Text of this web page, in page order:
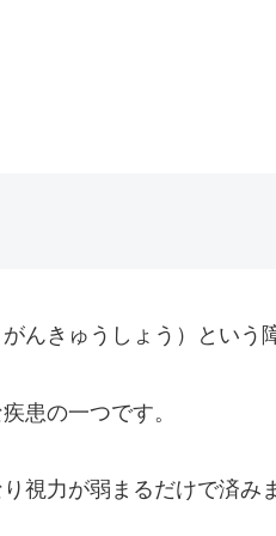
んきゅうしょう）という
患の一つです。
視力が弱まるだけで済み